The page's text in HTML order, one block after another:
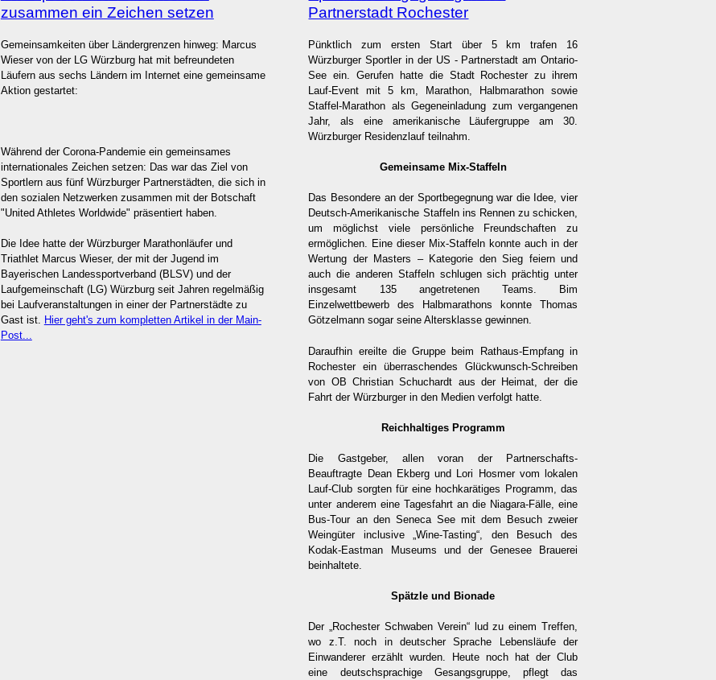
zusammen ein Zeichen setzen
Gemeinsamkeiten über Ländergrenzen hinweg: Marcus
Wieser von der LG Würzburg hat mit befreundeten
Läufern aus sechs Ländern im Internet eine gemeinsame
Aktion gestartet:
Während der Corona-Pandemie ein gemeinsames
internationales Zeichen setzen: Das war das Ziel von
Sportlern aus fünf Würzburger Partnerstädten, die sich in
den sozialen Netzwerken zusammen mit der Botschaft
"United Athletes Worldwide" präsentiert haben.
Die Idee hatte der Würzburger Marathonläufer und
Triathlet Marcus Wieser, der mit der Jugend im
Bayerischen Landessportverband (BLSV) und der
Laufgemeinschaft (LG) Würzburg seit Jahren regelmäßig
bei Laufveranstaltungen in einer der Partnerstädte zu
Gast ist. Hier geht's zum kompletten Artikel in der Main-
Post...
Partnerstadt Rochester
Pünktlich zum ersten Start über 5 km trafen 16
Würzburger Sportler in der US - Partnerstadt am Ontario-
See ein. Gerufen hatte die Stadt Rochester zu ihrem
Lauf-Event mit 5 km, Marathon, Halbmarathon sowie
Staffel-Marathon als Gegeneinladung zum vergangenen
Jahr, als eine amerikanische Läufergruppe am 30.
Würzburger Residenzlauf teilnahm.
Gemeinsame Mix-Staffeln
Das Besondere an der Sportbegegnung war die Idee, vier
Deutsch-Amerikanische Staffeln ins Rennen zu schicken,
um möglichst viele persönliche Freundschaften zu
ermöglichen. Eine dieser Mix-Staffeln konnte auch in der
Wertung der Masters – Kategorie den Sieg feiern und
auch die anderen Staffeln schlugen sich prächtig unter
insgesamt 135 angetretenen Teams. Bim
Einzelwettbewerb des Halbmarathons konnte Thomas
Götzelmann sogar seine Altersklasse gewinnen.
Daraufhin ereilte die Gruppe beim Rathaus-Empfang in
Rochester ein überraschendes Glückwunsch-Schreiben
von OB Christian Schuchardt aus der Heimat, der die
Fahrt der Würzburger in den Medien verfolgt hatte.
Reichhaltiges Programm
Die Gastgeber, allen voran der Partnerschafts-
Beauftragte Dean Ekberg und Lori Hosmer vom lokalen
Lauf-Club sorgten für eine hochkarätiges Programm, das
unter anderem eine Tagesfahrt an die Niagara-Fälle, eine
Bus-Tour an den Seneca See mit dem Besuch zweier
Weingüter inclusive „Wine-Tasting“, den Besuch des
Kodak-Eastman Museums und der Genesee Brauerei
beinhaltete.
Spätzle und Bionade
Der „Rochester Schwaben Verein“ lud zu einem Treffen,
wo z.T. noch in deutscher Sprache Lebensläufe der
Einwanderer erzählt wurden. Heute noch hat der Club
eine deutschsprachige Gesangsgruppe, pflegt das